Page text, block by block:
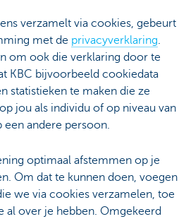
verzamelt via cookies, gebeurt
met de privacyverklaring.
om ook die verklaring door te
KBC bijvoorbeeld cookiedata
statistieken te maken die ze
jou als individu of op niveau van
een andere persoon.
optimaal afstemmen op je
Om dat te kunnen doen, voegen
we via cookies verzamelen, toe
al over je hebben. Omgekeerd